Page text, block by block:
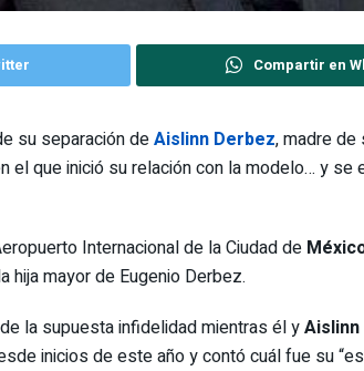
Compartir en
su separación deAislinn Derbez, madre de
que inició su relación con la modelo… y se
Internacional de la Ciudad de
mayor de Eugenio Derbez.
la supuesta infidelidad mientras él y
inicios de este año y contó cuál fue su